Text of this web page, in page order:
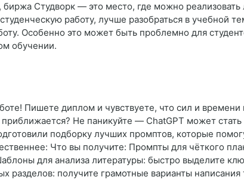
Студворк — это место, где можно
работу, лучше разобраться в учебной
Особенно это может быть проблемно для
обучении.
Пишете диплом и чувствуете, что сил и времени
Не паникуйте — ChatGPT может
подборку лучших промптов, которые
Что вы получите: Промпты для чёткого
для анализа литературы: быстро выделите
разделов: получите грамотные варианты написания